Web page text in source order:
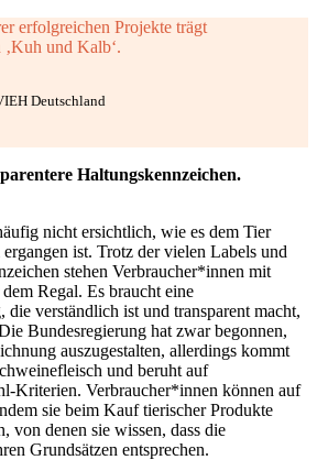
erfolgreichen Projekte trägt
‚Kuh und Kalb‘.
Deutschland
Haltungskennzeichen.
nicht ersichtlich, wie es dem Tier
ist. Trotz der vielen Labels und
stehen Verbraucher*innen mit
Regal. Es braucht eine
die verständlich ist und transparent macht,
Bundesregierung hat zwar begonnen,
auszugestalten, allerdings kommt
und beruht auf
Kriterien. Verbraucher*innen können auf
sie beim Kauf tierischer Produkte
von denen sie wissen, dass die
Grundsätzen entsprechen.